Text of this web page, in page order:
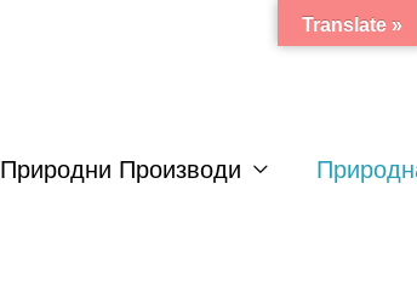
Природни Производи
Translate »